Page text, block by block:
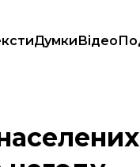
ДумкиВідео
світла через негоду